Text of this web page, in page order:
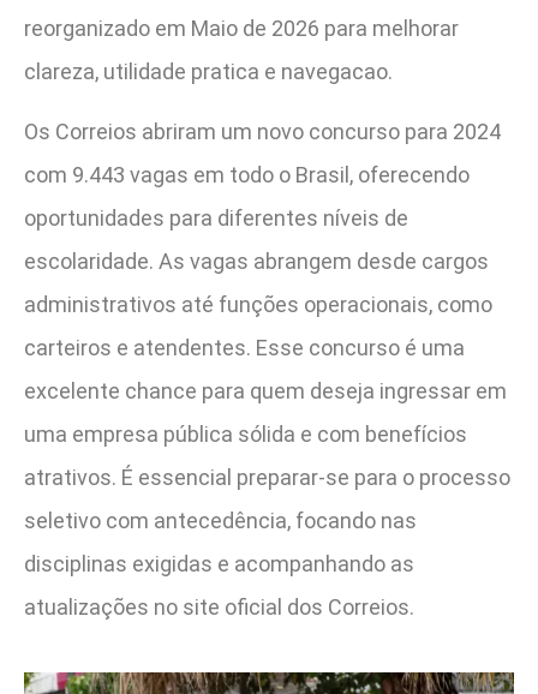
reorganizado em Maio de 2026 para melhorar
clareza, utilidade pratica e navegacao.
Os Correios abriram um novo concurso para 2024
com 9.443 vagas em todo o Brasil, oferecendo
oportunidades para diferentes níveis de
escolaridade. As vagas abrangem desde cargos
administrativos até funções operacionais, como
carteiros e atendentes. Esse concurso é uma
excelente chance para quem deseja ingressar em
uma empresa pública sólida e com benefícios
atrativos. É essencial preparar-se para o processo
seletivo com antecedência, focando nas
disciplinas exigidas e acompanhando as
atualizações no site oficial dos Correios.